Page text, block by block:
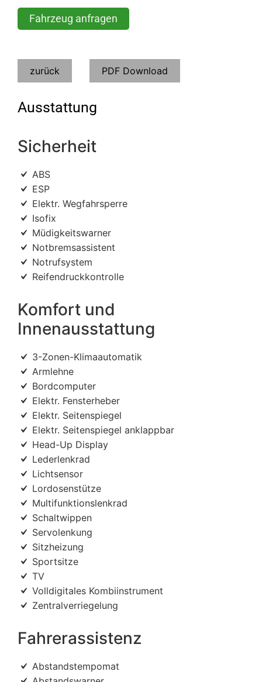
Fahrzeug anfragen
zurück PDF Download
Ausstattung
Sicherheit
ABS
ESP
Elektr. Wegfahrsperre
Isofix
Müdigkeitswarner
Notbremsassistent
Notrufsystem
Reifendruckkontrolle
Komfort und
Innenausstattung
3-Zonen-Klimaautomatik
Armlehne
Bordcomputer
Elektr. Fensterheber
Elektr. Seitenspiegel
Elektr. Seitenspiegel anklappbar
Head-Up Display
Lederlenkrad
Lichtsensor
Lordosenstütze
Multifunktionslenkrad
Schaltwippen
Servolenkung
Sitzheizung
Sportsitze
TV
Volldigitales Kombiinstrument
Zentralverriegelung
Fahrerassistenz
Abstandstempomat